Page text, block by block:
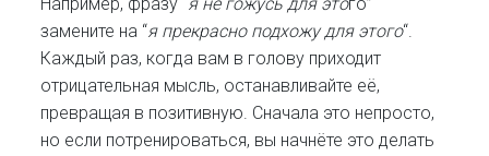
Например, фразу “ я не гожусь для этого”
замените на “я прекрасно подхожу для этого“.
Каждый раз, когда вам в голову приходит
отрицательная мысль, останавливайте её,
превращая в позитивную. Сначала это непросто,
но если потренироваться, вы начнёте это делать